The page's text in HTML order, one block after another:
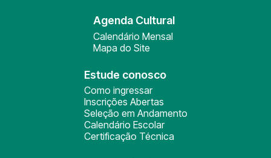
Agenda Cultural
Calendário Mensal
Mapa do Site
Estude conosco
Como ingressar
Inscrições Abertas
Seleção em Andamento
Calendário Escolar
Certificação Técnica